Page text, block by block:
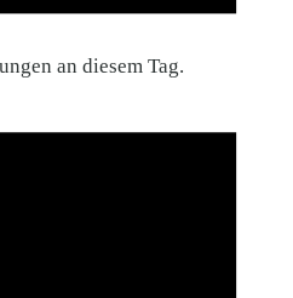
an diesem Tag.